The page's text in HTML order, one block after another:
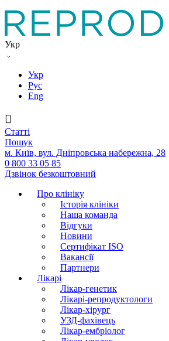
Укр
Укр
Рус
Eng
Статтi
Пошук
м. Київ, вул. Дніпровська набережна, 28
0 800 33 05 85
Дзвінок безкоштовний
Про клініку
Історія клініки
Наша команда
Вiдгуки
Новини
Сертифікат ISO
Вакансії
Партнери
Лікарі
Лікар-генетик
Лікарі-репродуктологи
Лікар-хірург
УЗД-фахівець
Лікар-ембріолог